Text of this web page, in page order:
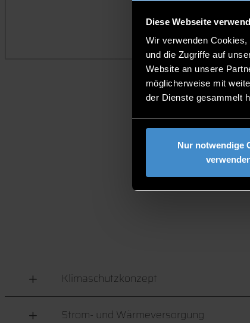
Diese Webseite
Wir verwenden
und die Zugriffe auf
Website an unsere
möglicherweise mit
der Dienste gesammelt
Nur notwendige
SO
Klimaschutzkonzept
Strom- und Wärmeversorgung